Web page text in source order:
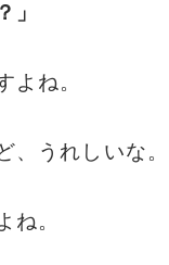
」
よね。
、うれしいな。
ね。